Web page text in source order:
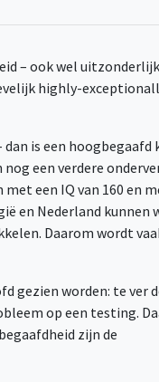
– ook wel
highly-
is een hoogbegaafd
een verdere
een IQ van 160 en
en Nederland kunnen
Daarom wordt
gezien worden: te ver
op een testing.
zijn de